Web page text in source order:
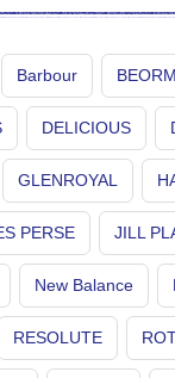
Barbour
DELICIOUS
GLENROYAL
PERSE JILL
New Balance
RESOLUTE